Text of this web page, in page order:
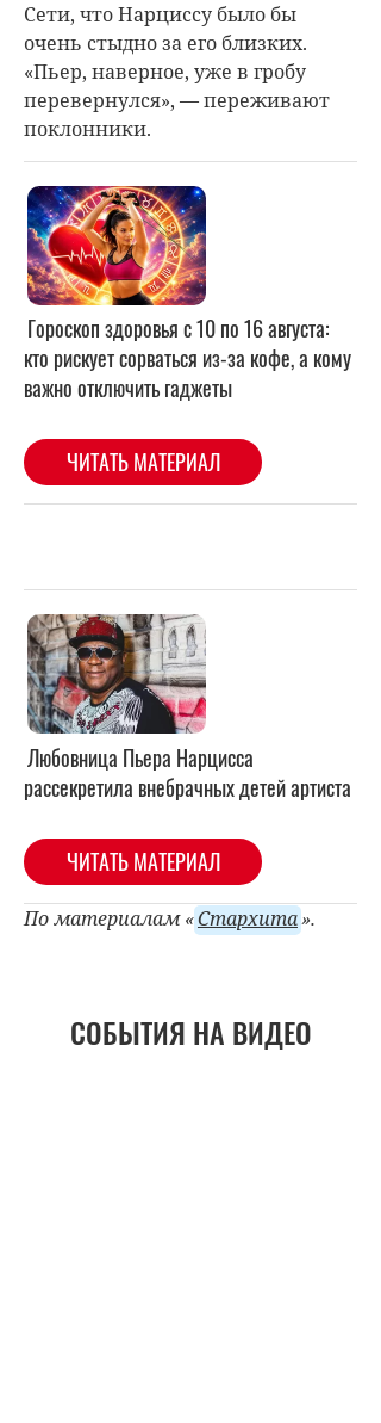
Сети, что Нарциссу было бы
очень стыдно за его близких.
«Пьер, наверное, уже в гробу
перевернулся», — переживают
поклонники.
Любовница Пьера Нарцисса
рассекретила внебрачных детей артиста
ЧИТАТЬ МАТЕРИАЛ
По материалам «Стархита».
СОБЫТИЯ НА ВИДЕО